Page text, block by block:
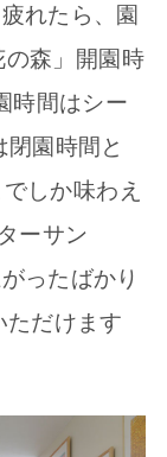
れたら、園
の森」開園時
時間はシー
園時間と
しか味わえ
ーサン
ったばかり
だけます